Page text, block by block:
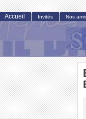
Accueil Invités Nos